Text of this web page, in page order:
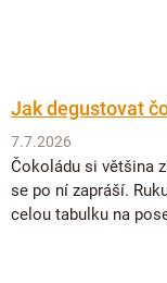
Jak degustovat
7.7.2026
Čokoládu si většina
se po ní zapráší.
celou tabulku na